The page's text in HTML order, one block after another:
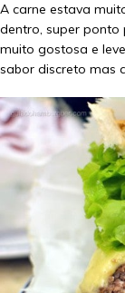
A carne estava
dentro, super ponto
muito gostosa e
sabor discreto mas